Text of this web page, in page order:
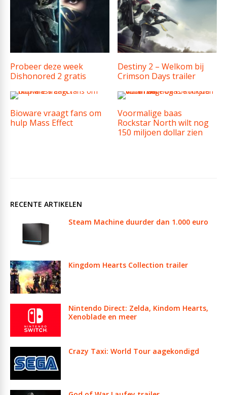
Probeer deze week
Dishonored 2 gratis
Destiny 2 – Welkom bij
Crimson Days trailer
Bioware vraagt fans om
hulp Mass Effect
Voormalige baas
Rockstar North wilt nog
150 miljoen dollar zien
RECENTE ARTIKELEN
Steam Machine duurder dan 1.000 euro
Kingdom Hearts Collection trailer
Nintendo Direct: Zelda, Kindom Hearts,
Xenoblade en meer
Crazy Taxi: World Tour aagekondigd